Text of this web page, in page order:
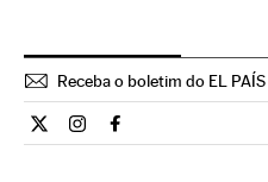
Receba o boletim do EL
Internacional El País Brasil
Internacional El País
Internacional El